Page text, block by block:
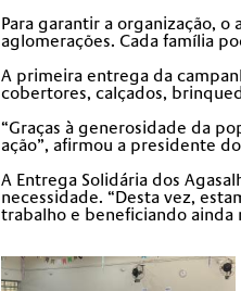
Para garantir a organização,
aglomerações. Cada família
A primeira entrega da
cobertores, calçados,
“Graças à generosidade da
ação”, afirmou a presidente
A Entrega Solidária dos
necessidade. “Desta vez,
trabalho e beneficiando ainda